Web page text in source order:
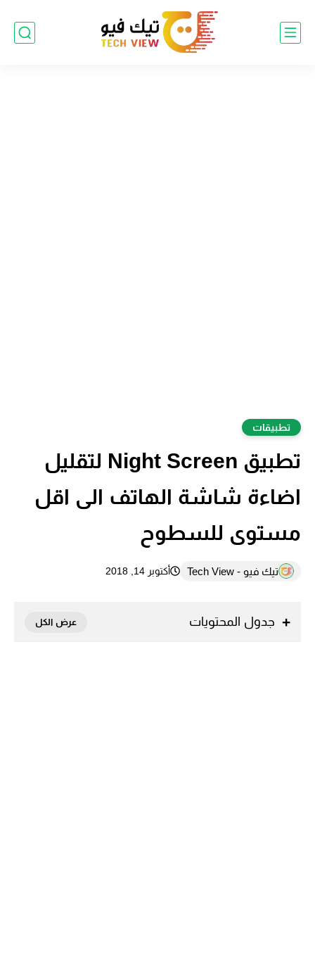
تطبيقات
تطبيق Night Screen لتقليل
اضاءة شاشة الهاتف الى اقل
مستوى للسطوح
تيك فيو - Tech View أكتوبر 14, 2018
جدول المحتويات